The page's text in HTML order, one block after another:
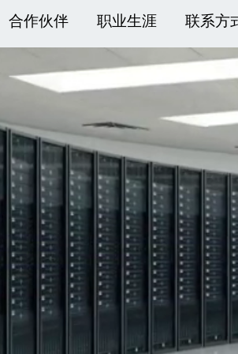
合作伙伴 职业生涯 联系方